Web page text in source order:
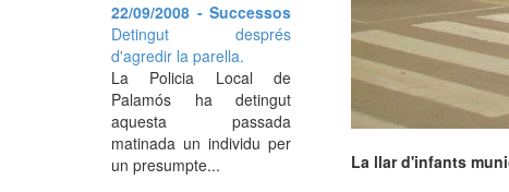
La llar d'infants
22/09/2008 - Successos
Detingut després
d'agredir la parella.
La Policia Local de
Palamós ha detingut
aquesta passada
matinada un individu per
un presumpte...